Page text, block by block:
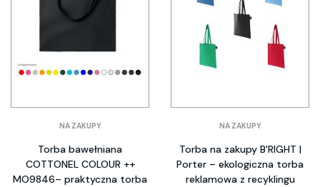
NA ZAKUPY
Torba bawełniana
COTTONEL COLOUR ++
MO9846– praktyczna torba
NA ZAKUPY
Torba na zakupy B'RIGHT |
Porter – ekologiczna torba
reklamowa z recyklingu